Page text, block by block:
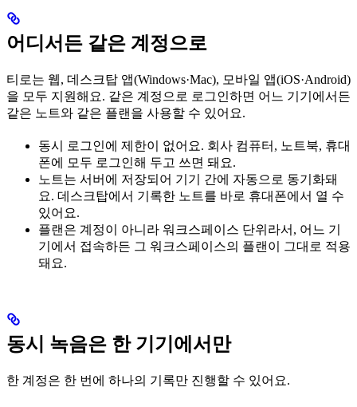
어디서든 같은 계정으로
티로는 웹, 데스크탑 앱(Windows·Mac), 모바일 앱(iOS·Android)
을 모두 지원해요. 같은 계정으로 로그인하면 어느 기기에서든
같은 노트와 같은 플랜을 사용할 수 있어요.
동시 로그인에 제한이 없어요. 회사 컴퓨터, 노트북, 휴대
폰에 모두 로그인해 두고 쓰면 돼요.
노트는 서버에 저장되어 기기 간에 자동으로 동기화돼
요. 데스크탑에서 기록한 노트를 바로 휴대폰에서 열 수
있어요.
플랜은 계정이 아니라 워크스페이스 단위라서, 어느 기
기에서 접속하든 그 워크스페이스의 플랜이 그대로 적용
돼요.
동시 녹음은 한 기기에서만
한 계정은 한 번에 하나의 기록만 진행할 수 있어요.